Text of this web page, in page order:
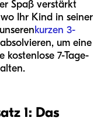
Spaß verstärkt
Ihr Kind in seiner
kurzen 3-
absolvieren, um eine
kostenlose 7-Tage-
1: Das